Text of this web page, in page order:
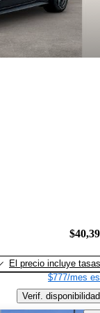
El precio incluye tasas
$777/mes
Verif. disponibilidad